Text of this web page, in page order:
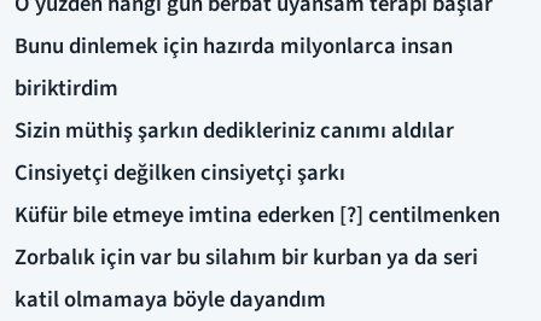
Bunu dinlemek için hazırda milyonlarca insan
biriktirdim
Sizin müthiş şarkın dedikleriniz canımı aldılar
Cinsiyetçi değilken cinsiyetçi şarkı
Küfür bile etmeye imtina ederken [?] centilmenken
Zorbalık için var bu silahım bir kurban ya da seri
katil olmamaya böyle dayandım